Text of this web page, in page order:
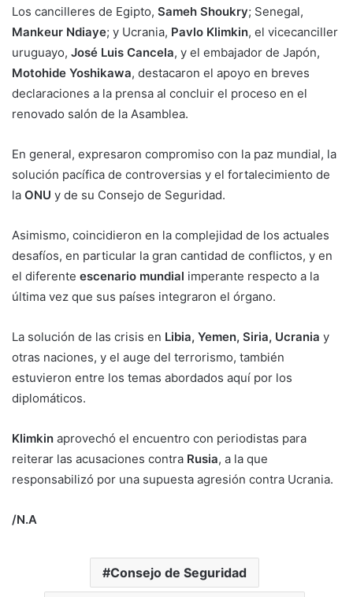
Los cancilleres de Egipto, Sameh Shoukry; Senegal,
Mankeur Ndiaye; y Ucrania, Pavlo Klimkin, el vicecanciller
uruguayo, José Luis Cancela, y el embajador de Japón,
Motohide Yoshikawa, destacaron el apoyo en breves
declaraciones a la prensa al concluir el proceso en el
renovado salón de la Asamblea.
En general, expresaron compromiso con la paz mundial, la
solución pacífica de controversias y el fortalecimiento de
la ONU y de su Consejo de Seguridad.
Asimismo, coincidieron en la complejidad de los actuales
desafíos, en particular la gran cantidad de conflictos, y en
el diferente escenario mundial imperante respecto a la
última vez que sus países integraron el órgano.
La solución de las crisis en Libia, Yemen, Siria, Ucrania y
otras naciones, y el auge del terrorismo, también
estuvieron entre los temas abordados aquí por los
diplomáticos.
Klimkin aprovechó el encuentro con periodistas para
reiterar las acusaciones contra Rusia, a la que
responsabilizó por una supuesta agresión contra Ucrania.
/N.A
Consejo de Seguridad